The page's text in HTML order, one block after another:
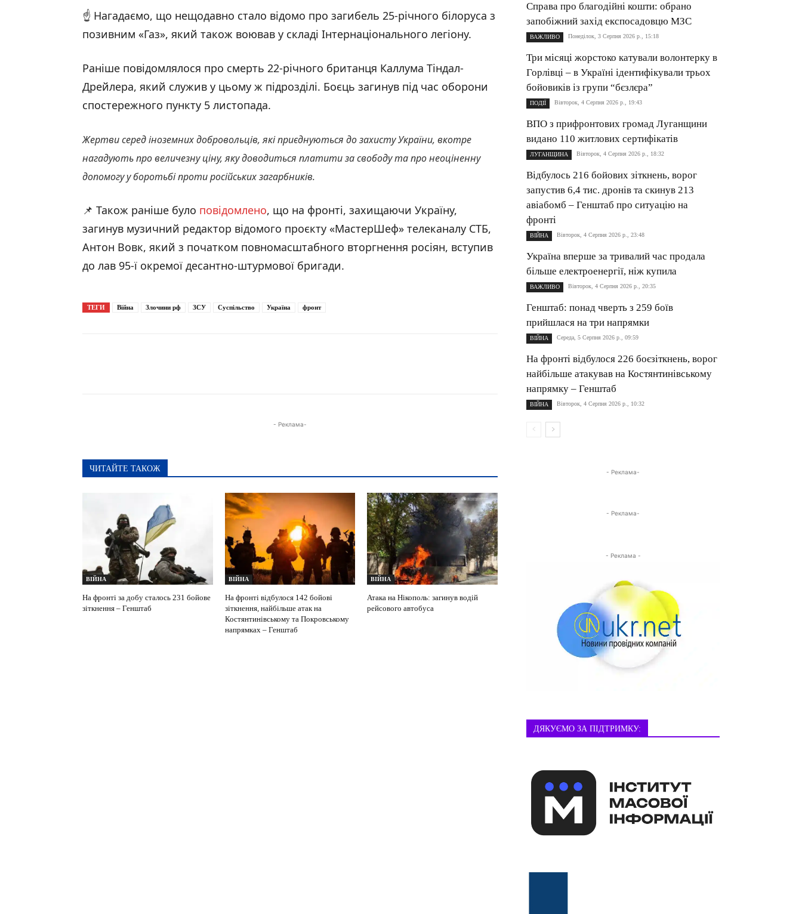
☝️ Нагадаємо, що нещодавно стало відомо про загибель 25-річного білоруса з
позивним «Газ», який також воював у складі Інтернаціонального легіону.
Раніше повідомлялося про смерть 22-річного британця Каллума Тіндал-
Дрейлера, який служив у цьому ж підрозділі. Боєць загинув під час оборони
спостережного пункту 5 листопада.
Жертви серед іноземних добровольців, які приєднуються до захисту України, вкотре
нагадують про величезну ціну, яку доводиться платити за свободу та про неоціненну
допомогу у боротьбі проти російських загарбників.
📌 Також раніше було повідомлено, що на фронті, захищаючи Україну,
загинув музичний редактор відомого проєкту «МастерШеф» телеканалу СТБ,
Антон Вовк, який з початком повномасштабного вторгнення росіян, вступив
до лав 95-ї окремої десантно-штурмової бригади.
ТЕГИ Війна Злочини рф ЗСУ Суспільство Україна фронт
- Реклама-
ЧИТАЙТЕ ТАКОЖ
ВІЙНА
На фронті за добу сталось 231 бойове
зіткнення – Генштаб
ВІЙНА
На фронті відбулося 142 бойові
зіткнення, найбільше атак на
Костянтинівському та Покровському
напрямках – Генштаб
ВІЙНА
Атака на Нікополь: загинув водій
рейсового автобуса
Справа про благодійні кошти: обрано
запобіжний захід експосадовцю МЗС
ВАЖЛИВО Понеділок, 3 Серпня 2026 р., 15:18
Три місяці жорстоко катували волонтерку в
Горлівці – в Україні ідентифікували трьох
бойовиків із групи “бєзлєра”
ПОДІЇ Вівторок, 4 Серпня 2026 р., 19:43
ВПО з прифронтових громад Луганщини
видано 110 житлових сертифікатів
ЛУГАНЩИНА Вівторок, 4 Серпня 2026 р., 18:32
Відбулось 216 бойових зіткнень, ворог
запустив 6,4 тис. дронів та скинув 213
авіабомб – Генштаб про ситуацію на
фронті
ВІЙНА Вівторок, 4 Серпня 2026 р., 23:48
Україна вперше за тривалий час продала
більше електроенергії, ніж купила
ВАЖЛИВО Вівторок, 4 Серпня 2026 р., 20:35
Генштаб: понад чверть з 259 боїв
прийшлася на три напрямки
ВІЙНА Середа, 5 Серпня 2026 р., 09:59
На фронті відбулося 226 боєзіткнень, ворог
найбільше атакував на Костянтинівському
напрямку – Генштаб
ВІЙНА Вівторок, 4 Серпня 2026 р., 10:32
- Реклама-
- Реклама-
- Реклама -
ДЯКУЄМО ЗА ПІДТРИМКУ: